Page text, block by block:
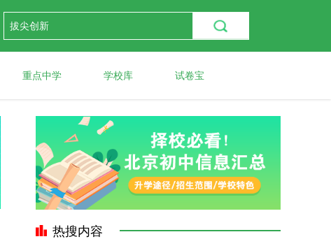
重点中学 学校库 试卷宝
热搜内容